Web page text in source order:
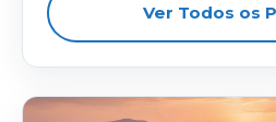
Ver Todos os